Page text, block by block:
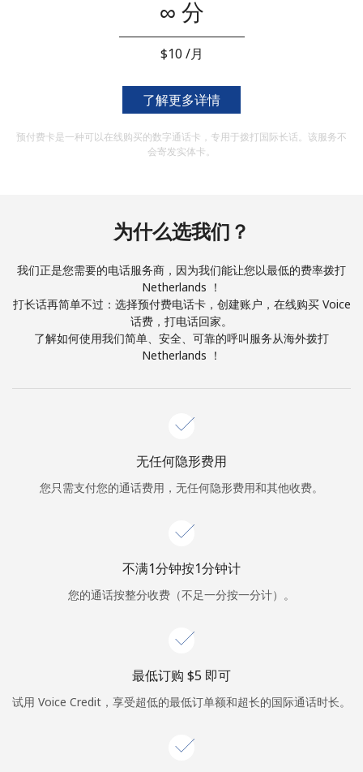
你好！
登录或现在加入 →
登录
或
者
∞ 分
⁦$10⁩ /月
了解更多详情
预付费卡是一种可以在线购买的数字通话卡，专用于拨打国际长话。该服务不
会寄发实体卡。
为什么选我们？
我们正是您需要的电话服务商，因为我们能让您以最低的费率拨打
Netherlands ！
打长话再简单不过：选择预付费电话卡，创建账户，在线购买 Voice
话费，打电话回家。
了解如何使用我们简单、安全、可靠的呼叫服务从海外拨打
Netherlands ！
无任何隐形费用
您只需支付您的通话费用，无任何隐形费用和其他收费。
不满1分钟按1分钟计
您的通话按整分收费（不足一分按一分计）。
最低订购 ⁦$5⁩ 即可
试用 Voice Credit，享受超低的最低订单额和超长的国际通话时长。